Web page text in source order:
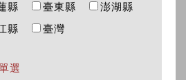
縣 臺東縣
澎湖縣
縣 臺灣
選